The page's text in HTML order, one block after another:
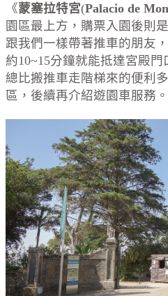
《蒙塞拉特宮(Palacio de
園區最上方，購票入園後則
跟我們一樣帶著推車的朋友
約10~15分鐘就能抵達宮殿
總比搬推車走階梯來的便利
區，後續再介紹遊園車服務。